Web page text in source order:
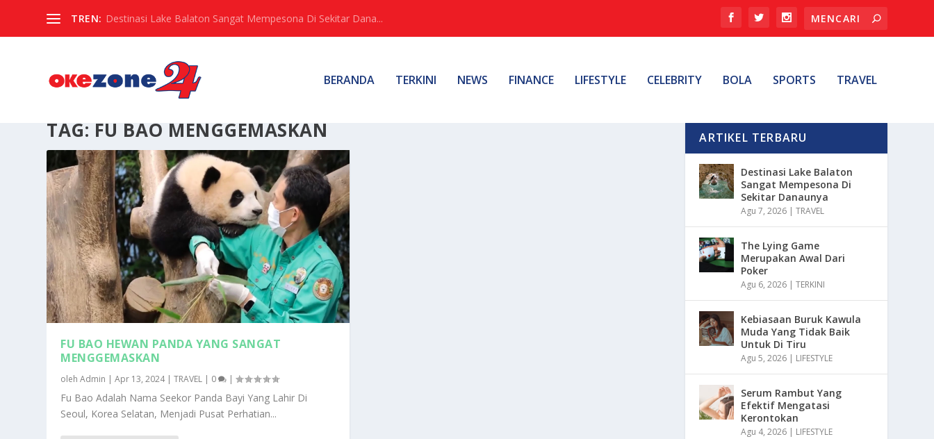
TREN: Destinasi Lake Balaton Sangat Mempesona Di Sekitar Dana...
BERANDA TERKINI NEWS FINANCE LIFESTYLE CELEBRITY BOLA SPORTS TRAVEL
TAG: FU BAO MENGGEMASKAN
FU BAO HEWAN PANDA YANG SANGAT
MENGGEMASKAN
olehAdmin |Apr 13, 2024|TRAVEL | 0 |
Fu Bao Adalah Nama Seekor Panda Bayi Yang Lahir Di
Seoul, Korea Selatan, Menjadi Pusat Perhatian...
ARTIKEL TERBARU
Destinasi Lake Balaton
Sangat Mempesona Di
Sekitar Danaunya
Agu 7, 2026 |TRAVEL
The Lying Game
Merupakan Awal Dari
Poker
Agu 6, 2026 |TERKINI
Kebiasaan Buruk Kawula
Muda Yang Tidak Baik
Untuk Di Tiru
Agu 5, 2026 | LIFESTYLE
Serum Rambut Yang
Efektif Mengatasi
Kerontokan
Agu 4, 2026 | LIFESTYLE